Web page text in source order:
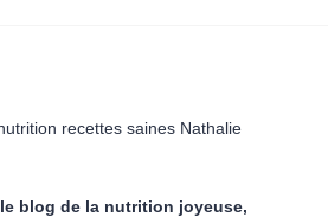
blog de la nutrition joyeuse,